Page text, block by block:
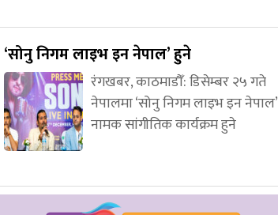
‘सोनु निगम लाइभ इन नेपाल’ हुने
रंगखबर, काठमाडौँ: डिसेम्बर २५ गते
नेपालमा ‘सोनु निगम लाइभ इन नेपाल’
नामक सांगीतिक कार्यक्रम हुने